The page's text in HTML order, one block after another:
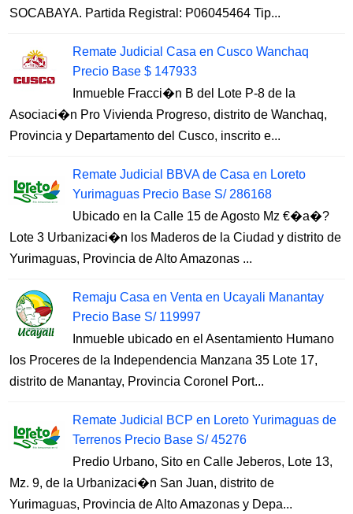
SOCABAYA. Partida Registral: P06045464 Tip...
Remate Judicial Casa en Cusco Wanchaq
Precio Base $ 147933
Inmueble Fracci�n B del Lote P-8 de la
Asociaci�n Pro Vivienda Progreso, distrito de Wanchaq,
Provincia y Departamento del Cusco, inscrito e...
Remate Judicial BBVA de Casa en Loreto
Yurimaguas Precio Base S/ 286168
Ubicado en la Calle 15 de Agosto Mz €�a�?
Lote 3 Urbanizaci�n los Maderos de la Ciudad y distrito de
Yurimaguas, Provincia de Alto Amazonas ...
Remaju Casa en Venta en Ucayali Manantay
Precio Base S/ 119997
Inmueble ubicado en el Asentamiento Humano
los Proceres de la Independencia Manzana 35 Lote 17,
distrito de Manantay, Provincia Coronel Port...
Remate Judicial BCP en Loreto Yurimaguas de
Terrenos Precio Base S/ 45276
Predio Urbano, Sito en Calle Jeberos, Lote 13,
Mz. 9, de la Urbanizaci�n San Juan, distrito de
Yurimaguas, Provincia de Alto Amazonas y Depa...